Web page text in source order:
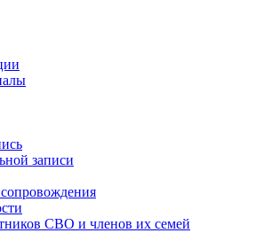
записи
сопровождения
СВО и членов их семей